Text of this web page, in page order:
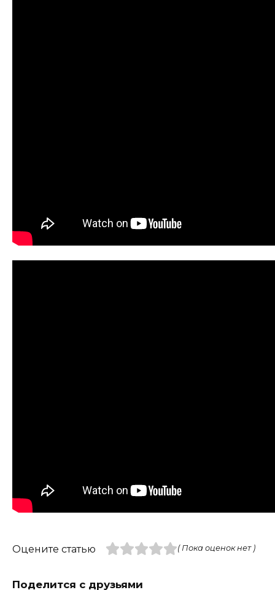
Оцените статью ( Пока оценок нет )
Поделится с друзьями